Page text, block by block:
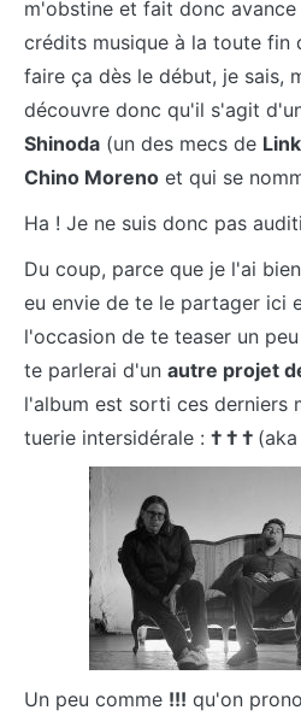
m'obstine et fait donc
crédits musique à la toute fin
faire ça dès le début, je sais,
découvre donc qu'il s'agit
Shinoda (un des mecs de
Chino Moreno et qui se
Ha ! Je ne suis donc pas
Du coup, parce que je l'ai
eu envie de te le partager ici
l'occasion de te teaser un
te parlerai d'un autre projet
l'album est sorti ces derniers
tuerie intersidérale : † † † (aka
Un peu comme !!! qu'on